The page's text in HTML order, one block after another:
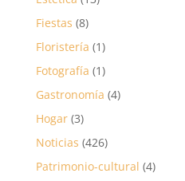
Fiestas (8)
Floristería (1)
Fotografía (1)
Gastronomía (4)
Hogar(3)
Noticias (426)
Patrimonio-cultural (4)